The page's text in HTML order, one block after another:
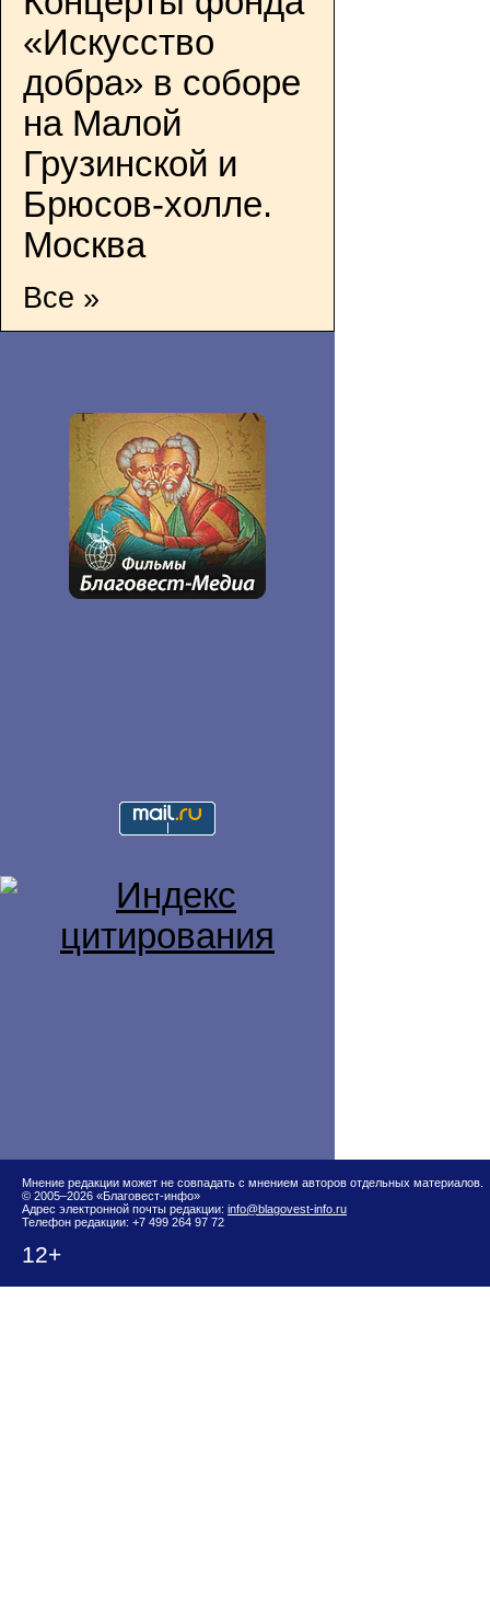
«Искусство
добра» в соборе
на Малой
Грузинской и
Брюсов-холле.
Москва
Все »
Мнение редакции может не совпадать с мнением авторов отдельных материалов.
© 2005–2026 «Благовест-инфо»
Адрес электронной почты редакции: info@blagovest-info.ru
Телефон редакции: +7 499 264 97 72
12+